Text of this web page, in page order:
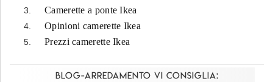
Camerette a ponte Ikea
Opinioni camerette Ikea
Prezzi camerette Ikea
Blog-Arredamento vi consiglia: